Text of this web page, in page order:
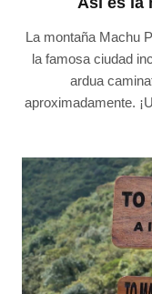
La montaña Machu
la famosa ciudad
ardua
aproximadamente.